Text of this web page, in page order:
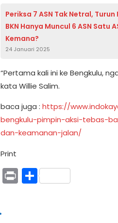
Periksa 7 ASN Tak Netral,
BKN Hanya Muncul 6 ASN Satu
Kemana?
24 Januari 2025
“Pertama kali ini ke Bengkulu,
kata Willie Salim.
baca juga : https://
bengkulu-pimpin-aksi-tebas-
dan-keamanan-jalan/
Print
PrintShare